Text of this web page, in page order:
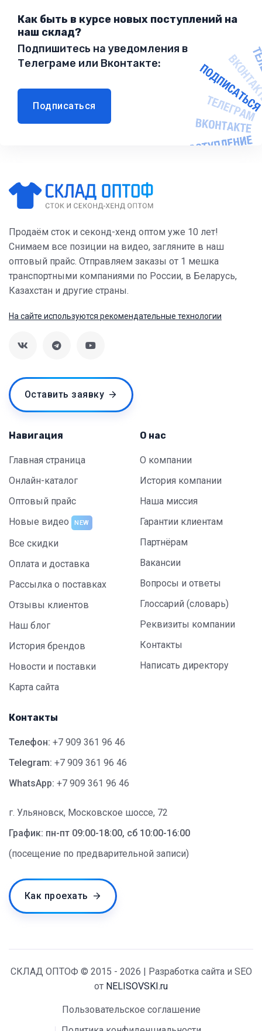
Как быть в курсе новых поступлений на
наш склад?
Подпишитесь на уведомления в
Телеграме или Вконтакте:
Подписаться
Продаём сток и секонд-хенд оптом уже 10 лет!
Снимаем все позиции на видео, загляните в наш
оптовый прайс. Отправляем заказы от 1 мешка
транспортными компаниями по России, в Беларусь,
Казахстан и другие страны.
На сайте используются рекомендательные технологии
Оставить заявку
Навигация
Главная страница
Онлайн-каталог
Оптовый прайс
Новые видео
NEW
Все скидки
Оплата и доставка
Рассылка о поставках
Отзывы клиентов
Наш блог
История брендов
Новости и поставки
Карта сайта
О нас
О компании
История компании
Наша миссия
Гарантии клиентам
Партнёрам
Вакансии
Вопросы и ответы
Глоссарий (словарь)
Реквизиты компании
Контакты
Написать директору
Контакты
Телефон: +7 909 361 96 46
Telegram: +7 909 361 96 46
WhatsApp: +7 909 361 96 46
г. Ульяновск, Московское шоссе, 72
График: пн-пт 09:00-18:00, сб 10:00-16:00
(посещение по предварительной записи)
Как проехать
СКЛАД ОПТОФ © 2015 - 2026 | Разработка сайта и SEO
от NELISOVSKI.ru
Пользовательское соглашение